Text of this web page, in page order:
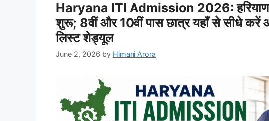
Haryana ITI Admission 2026:
शुरू; 8वीं और 10वीं पास छात्र यहाँ से सीधे
लिस्ट शेड्यूल
June 2, 2026 by Himani Arora